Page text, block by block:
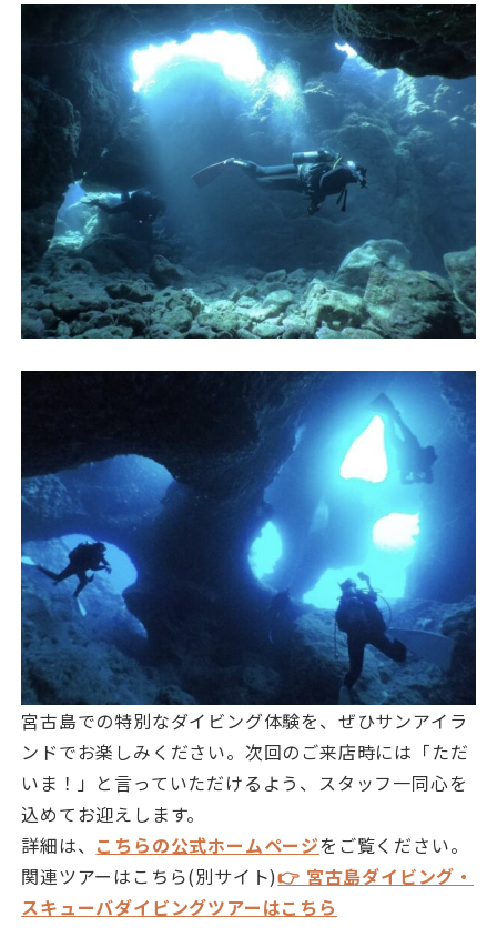
宮古島での特別なダイビング体験を、ぜひサンアイラ
ンドでお楽しみください。次回のご来店時には「ただ
いま！」と言っていただけるよう、スタッフ一同心を
込めてお迎えします。
詳細は、 こちらの公式ホームページをご覧ください。
関連ツアーはこちら(別サイト)👉 宮古島ダイビング・
スキューバダイビングツアーはこちら